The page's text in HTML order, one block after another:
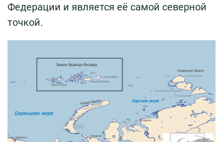
Федерации и является её самой северной
точкой.